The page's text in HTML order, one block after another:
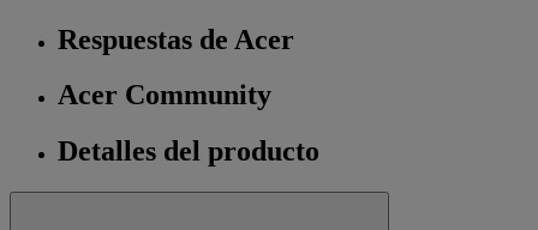
Respuestas de Acer
Acer Community
Detalles del producto